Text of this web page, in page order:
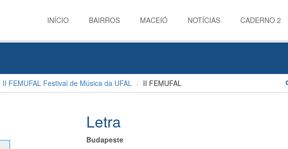
INÍCIO BAIRROS MACEIÓ NOTÍCIAS CADERNO 2
II FEMUFAL Festival de Música da UFAL II FEMUFAL
Letra
Budapeste